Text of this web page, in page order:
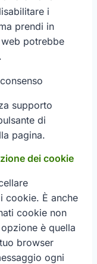
i
prendi in
potrebbe
supporto
di
pagina.
dei cookie
cookie. È anche
cookie non
è quella
browser
ogni